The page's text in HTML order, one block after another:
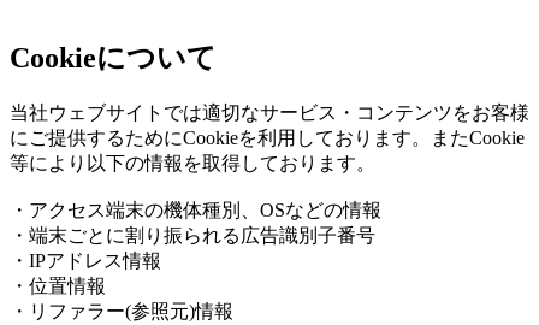
Cookieについて
当社ウェブサイトでは適切なサービス・コンテンツをお客様
にご提供するためにCookieを利用しております。またCookie
等により以下の情報を取得しております。
・アクセス端末の機体種別、OSなどの情報
・端末ごとに割り振られる広告識別子番号
・IPアドレス情報
・位置情報
・リファラー(参照元)情報